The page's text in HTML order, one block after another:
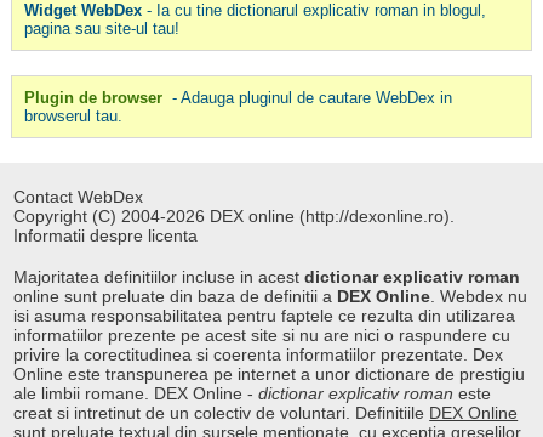
Widget WebDex- Ia cu tine dictionarul explicativ roman in blogul,
pagina sau site-ul tau!
Plugin de browser - Adauga pluginul de cautare WebDex in
browserul tau.
Contact WebDex
Copyright (C) 2004-2026 DEX online (http://dexonline.ro).
Informatii despre licenta
Majoritatea definitiilor incluse in acestdictionar explicativ roman
online sunt preluate din baza de definitii a DEX Online . Webdex nu
isi asuma responsabilitatea pentru faptele ce rezulta din utilizarea
informatiilor prezente pe acest site si nu are nici o raspundere cu
privire la corectitudinea si coerenta informatiilor prezentate. Dex
Online este transpunerea pe internet a unor dictionare de prestigiu
ale limbii romane. DEX Online -dictionar explicativ roman este
creat si intretinut de un colectiv de voluntari. Definitiile DEX Online
sunt preluate textual din sursele mentionate, cu exceptia greselilor